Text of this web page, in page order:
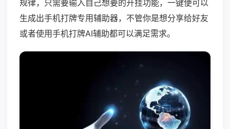
规律，只需要输入自己想要的开挂功能，一键便可以
生成出手机打牌专用辅助器，不管你是想分享给好友
或者使用手机打牌AI辅助都可以满足需求。